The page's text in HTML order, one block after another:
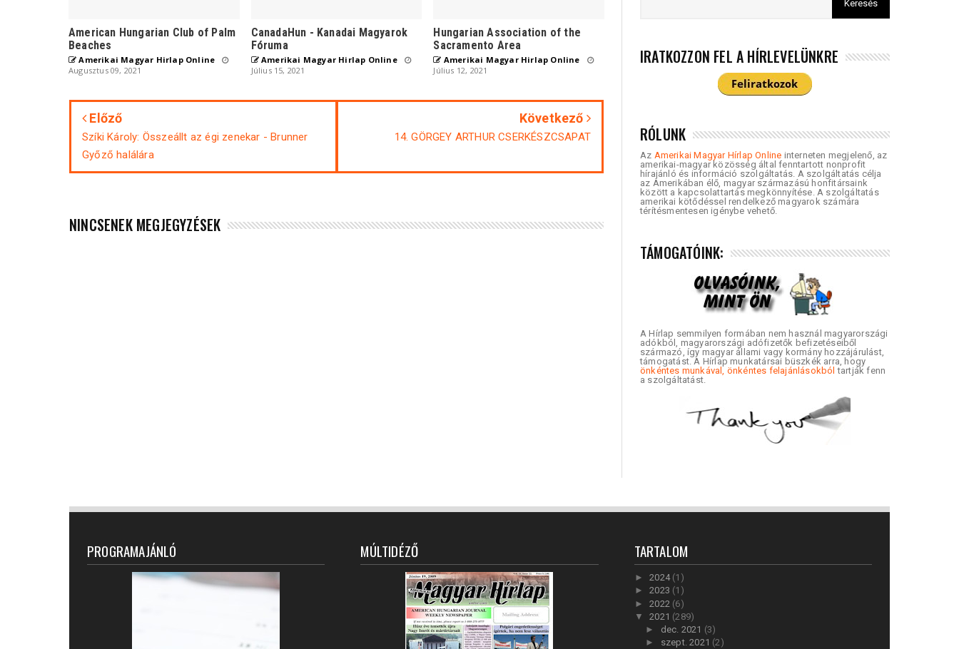
American Hungarian Club of Palm
Beaches
Amerikai Magyar Hirlap Online
Augusztus 09, 2021
CanadaHun - Kanadai Magyarok
Fóruma
Amerikai Magyar Hirlap Online
Július 15, 2021
Hungarian Association of the
Sacramento Area
Amerikai Magyar Hirlap Online
Július 12, 2021
Előző
Szíki Károly: Összeállt az égi zenekar - Brunner
Győző halálára
Következő
14. GÖRGEY ARTHUR CSERKÉSZCSAPAT
NINCSENEK MEGJEGYZÉSEK
IRATKOZZON FEL A HÍRLEVELÜNKRE
RÓLUNK
Az Amerikai Magyar Hírlap Online interneten megjelenő, az
amerikai-magyar közösség által fenntartott nonprofit
hírajánló és információ szolgáltatás. A szolgáltatás célja
az Amerikában élő, magyar származású honfitársaink
között a kapcsolattartás megkönnyítése. A szolgáltatás
amerikai kötődéssel rendelkező magyarok számára
térítésmentesen igénybe vehető.
TÁMOGATÓINK:
A Hírlap semmilyen formában nem használ magyarországi
adókból, magyarországi adófizetők befizetéseiből
származó, így magyar állami vagy kormány hozzájárulást,
támogatást. A Hírlap munkatársai büszkék arra, hogy
önkéntes munkával, önkéntes felajánlásokból tartják fenn
a szolgáltatást.
PROGRAMAJÁNLÓ MÚLTIDÉZŐ TARTALOM
►2024 (1)
►2023 (1)
►2022 (6)
▼2021 (289)
► dec. 2021 (3)
► szept. 2021 (2)